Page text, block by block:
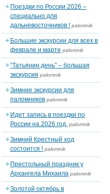
Поездки по России 2026 –
специально для
дальневосточников ! palomnik
Большие экскурсии для всех в
феврале и марте palomnik
“Татьянин день” – большая
экскурсия palomnik
Зимние экскурсии для
паломников palomnik
Идет запись в поездки по
России на 2026 год. palomnik
Зимний Крестный ход
состоится ! palomnik
Престольный праздник у
Архангела Михаила palomnik
Золотой октябрь в